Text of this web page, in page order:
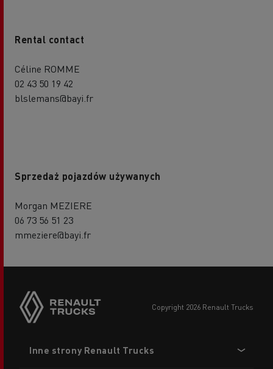
Rental contact
Céline ROMME
02 43 50 19 42
blslemans@bayi.fr
Sprzedaż pojazdów używanych
Morgan MEZIERE
06 73 56 51 23
mmeziere@bayi.fr
copyright 2026 Renault Trucks
menu
Inne strony Renault Trucks